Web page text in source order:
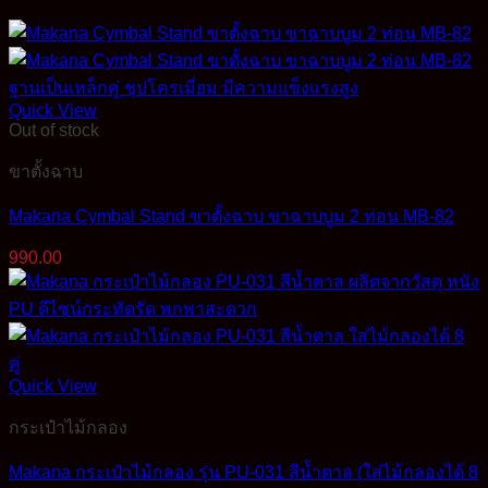
Quick View
Out of stock
ขาตั้งฉาบ
Makana Cymbal Stand ขาตั้งฉาบ ขาฉาบบูม 2 ท่อน MB-82
990.00
Quick View
กระเป๋าไม้กลอง
Makana กระเป๋าไม้กลอง รุ่น PU-031 สีน้ำตาล (ใส่ไม้กลองได้ 8